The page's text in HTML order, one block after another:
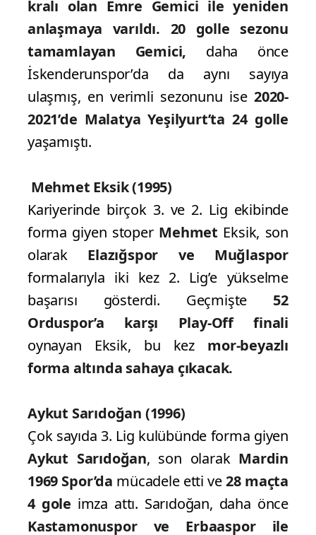
kralı olan Emre Gemici ile yeniden
anlaşmaya varıldı. 20 golle sezonu
tamamlayan Gemici, daha önce
İskenderunspor’da da aynı sayıya
ulaşmış, en verimli sezonunu ise 2020-
2021’de Malatya Yeşilyurt’ta 24 golle
yaşamıştı.
Mehmet Eksik (1995)
Kariyerinde birçok 3. ve 2. Lig ekibinde
forma giyen stoper Mehmet Eksik, son
olarak Elazığspor ve Muğlaspor
formalarıyla iki kez 2. Lig’e yükselme
başarısı gösterdi. Geçmişte 52
Orduspor’a karşı Play-Off finali
oynayan Eksik, bu kez mor-beyazlı
forma altında sahaya çıkacak.
Aykut Sarıdoğan (1996)
Çok sayıda 3. Lig kulübünde forma giyen
Aykut Sarıdoğan, son olarak Mardin
1969 Spor’da mücadele etti ve28 maçta
4 gole imza attı. Sarıdoğan, daha önce
Kastamonuspor ve Erbaaspor ile